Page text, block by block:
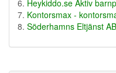
Heykiddo.se Aktiv
Kontorsmax -
Söderhamns Eltjänst AB